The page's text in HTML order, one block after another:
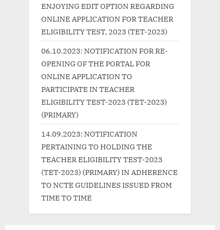
ENJOYING EDIT OPTION REGARDING
ONLINE APPLICATION FOR TEACHER
ELIGIBILITY TEST, 2023 (TET-2023)
06.10.2023: NOTIFICATION FOR RE-
OPENING OF THE PORTAL FOR
ONLINE APPLICATION TO
PARTICIPATE IN TEACHER
ELIGIBILITY TEST-2023 (TET-2023)
(PRIMARY)
14.09.2023: NOTIFICATION
PERTAINING TO HOLDING THE
TEACHER ELIGIBILITY TEST-2023
(TET-2023) (PRIMARY) IN ADHERENCE
TO NCTE GUIDELINES ISSUED FROM
TIME TO TIME